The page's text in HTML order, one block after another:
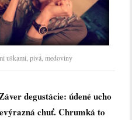
uškami, pivá, medoviny
degustácie: údené ucho
chuť. Chrumká to